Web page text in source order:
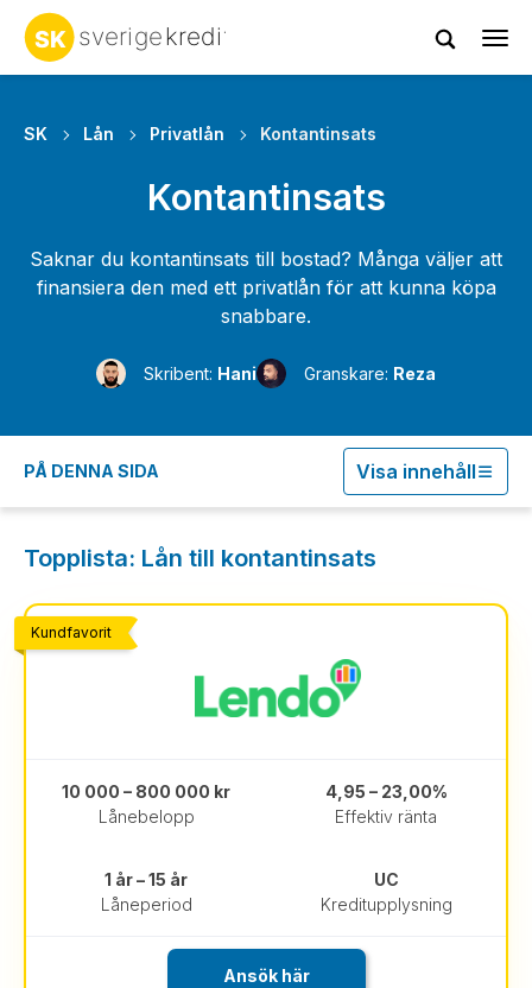
SK Lån Privatlån Kontantinsats
Kontantinsats
Saknar du kontantinsats till bostad? Många väljer att
finansiera den med ett privatlån för att kunna köpa
snabbare.
Skribent: Hani Granskare: Reza
PÅ DENNA SIDA Visa innehåll
Topplista: Lån till kontantinsats
Kundfavorit
Lånebelopp
10 000 – 800 000 kr
Effektiv ränta
4,95 – 23,00%
Låneperiod
1 år – 15 år
Kreditupplysning
UC
Ansök här